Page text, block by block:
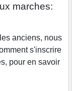
marches:
anciens, nous
s'inscrire
pour en savoir